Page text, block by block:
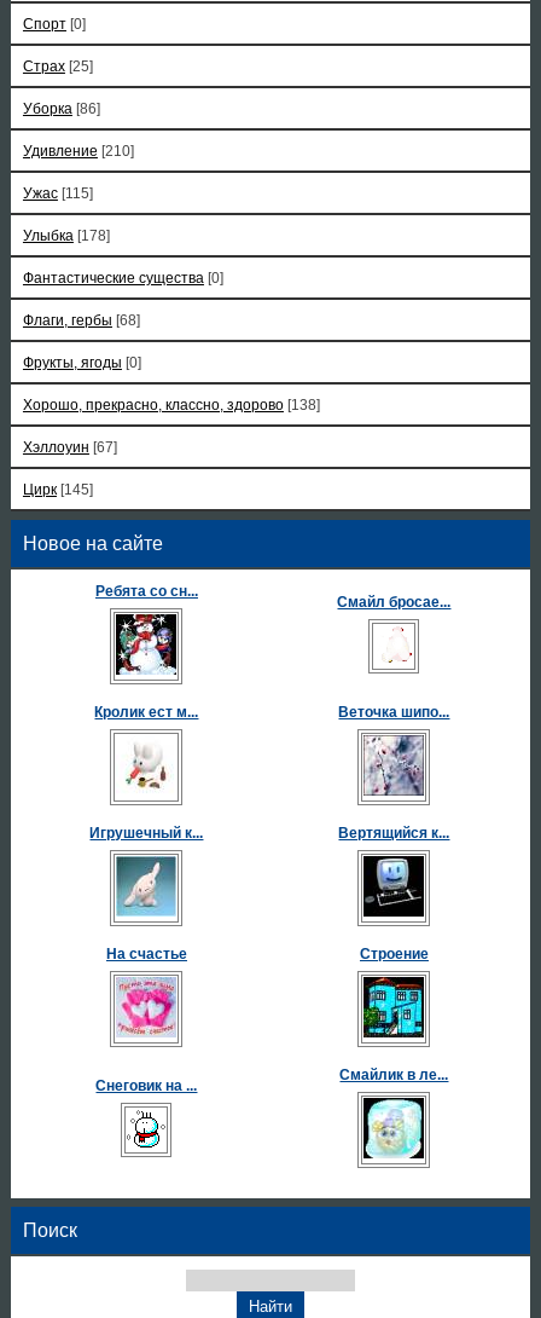
Спорт [0]
Страх [25]
Уборка [86]
Удивление [210]
Ужас [115]
Улыбка [178]
Фантастические существа [0]
Флаги, гербы [68]
Фрукты, ягоды [0]
Хорошо, прекрасно, классно, здорово [138]
Хэллоуин [67]
Цирк [145]
Новое на сайте
Ребята со сн...
Смайл бросае...
Кролик ест м... Веточка шипо...
Игрушечный к... Вертящийся к...
На счастье Строение
Снеговик на ...
Смайлик в ле...
Поиск